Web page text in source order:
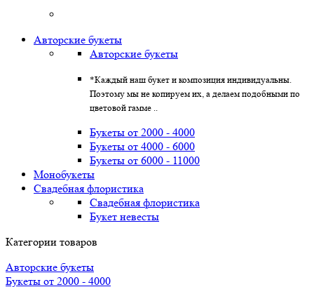
Авторские букеты
Авторские букеты
*Каждый наш букет и композиция индивидуальны.
Поэтому мы не копируем их, а делаем подобными по
цветовой гамме ..
Букеты от 2000 - 4000
Букеты от 4000 - 6000
Букеты от 6000 - 11000
Монобукеты
Свадебная флористика
Свадебная флористика
Букет невесты
Категории товаров
Авторские букеты
Букеты от 2000 - 4000